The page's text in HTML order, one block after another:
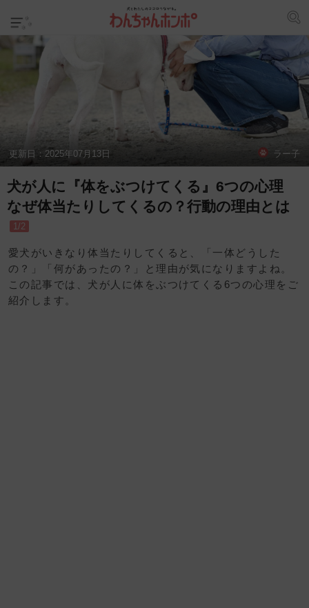
更新日： 2025年07月13日 ラー子
犬が人に『体をぶつけてくる』6つの心理
なぜ体当たりしてくるの？行動の理由とは
1/2
愛犬がいきなり体当たりしてくると、「一体どうした
の？」「何があったの？」と理由が気になりますよね。
この記事では、犬が人に体をぶつけてくる6つの心理をご
紹介します。